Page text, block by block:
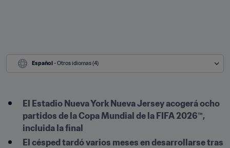
Español - Otros idiomas (4)
El Estadio Nueva York Nueva Jersey acogerá ocho
partidos de la Copa Mundial de la FIFA 2026™,
incluida la final
El césped tardó varios meses en desarrollarse tras